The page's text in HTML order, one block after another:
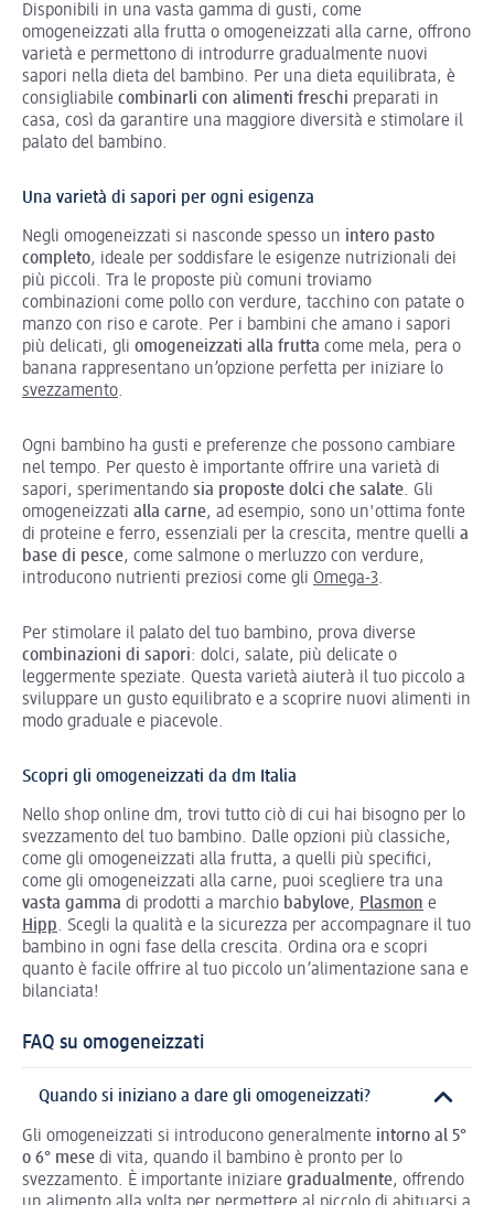
Disponibili in una vasta gamma di gusti, come
omogeneizzati alla frutta o omogeneizzati alla carne, offrono
varietà e permettono di introdurre gradualmente nuovi
sapori nella dieta del bambino. Per una dieta equilibrata, è
consigliabile combinarli con alimenti freschi preparati in
casa, così da garantire una maggiore diversità e stimolare il
palato del bambino.
Una varietà di sapori per ogni esigenza
Negli omogeneizzati si nasconde spesso un intero pasto
completo, ideale per soddisfare le esigenze nutrizionali dei
più piccoli. Tra le proposte più comuni troviamo
combinazioni come pollo con verdure, tacchino con patate o
manzo con riso e carote. Per i bambini che amano i sapori
più delicati, gli omogeneizzati alla frutta come mela, pera o
banana rappresentano un’opzione perfetta per iniziare lo
svezzamento.
Ogni bambino ha gusti e preferenze che possono cambiare
nel tempo. Per questo è importante offrire una varietà di
sapori, sperimentando sia proposte dolci che salate. Gli
omogeneizzati alla carne, ad esempio, sono un'ottima fonte
di proteine e ferro, essenziali per la crescita, mentre quelli a
base di pesce, come salmone o merluzzo con verdure,
introducono nutrienti preziosi come gli Omega-3.
Per stimolare il palato del tuo bambino, prova diverse
combinazioni di sapori: dolci, salate, più delicate o
leggermente speziate. Questa varietà aiuterà il tuo piccolo a
sviluppare un gusto equilibrato e a scoprire nuovi alimenti in
modo graduale e piacevole.
Scopri gli omogeneizzati da dm Italia
Nello shop online dm, trovi tutto ciò di cui hai bisogno per lo
svezzamento del tuo bambino. Dalle opzioni più classiche,
come gli omogeneizzati alla frutta, a quelli più specifici,
come gli omogeneizzati alla carne, puoi scegliere tra una
vasta gamma di prodotti a marchio babylove, Plasmon e
Hipp. Scegli la qualità e la sicurezza per accompagnare il tuo
bambino in ogni fase della crescita. Ordina ora e scopri
quanto è facile offrire al tuo piccolo un’alimentazione sana e
bilanciata!
FAQ su omogeneizzati
Quando si iniziano a dare gli omogeneizzati?
Gli omogeneizzati si introducono generalmente intorno al 5°
o 6° mese di vita, quando il bambino è pronto per lo
svezzamento. È importante iniziare gradualmente, offrendo